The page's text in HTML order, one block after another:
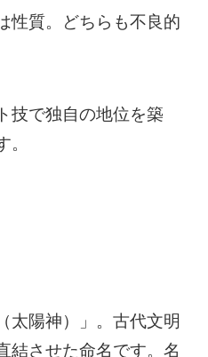
性質。どちらも不良的
技で独自の地位を築
太陽神）」。古代文明
結させた命名です。名